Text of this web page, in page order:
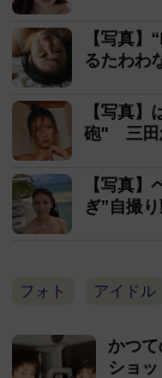
【写真
るたわわ
【写真
砲" 三田
【写真
ぎ”自撮
フォト アイドル
かつ
ショ